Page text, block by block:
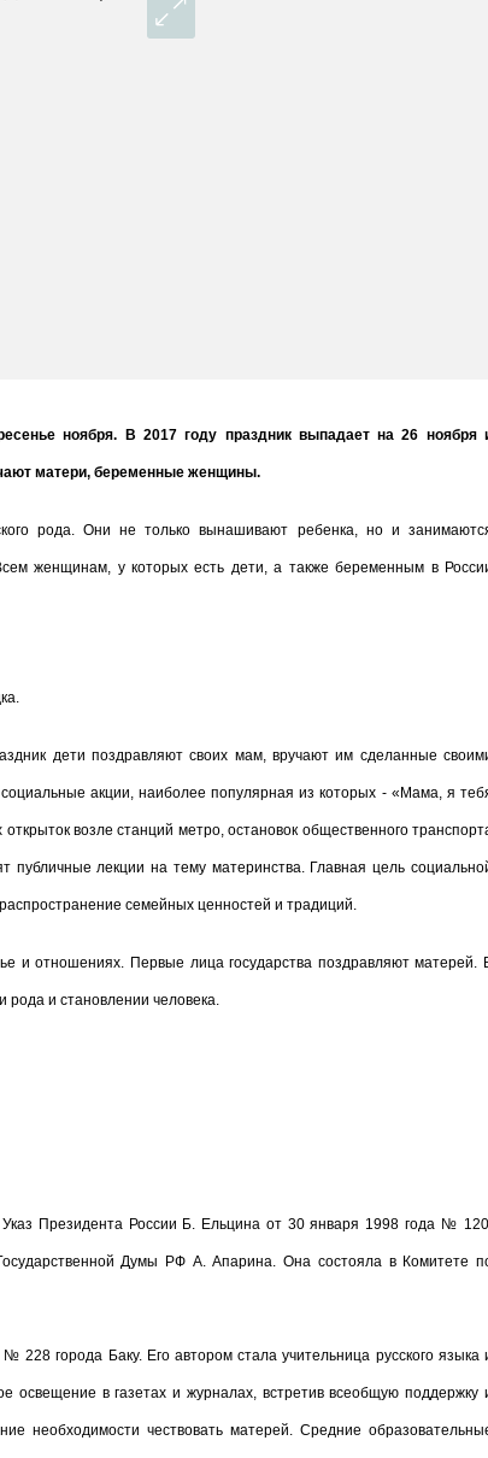
ноября. В 2017 году праздник выпадает на 26 ноября
матери, беременные женщины.
рода. Они не только вынашивают ребенка, но и
женщинам, у которых есть дети, а также беременным в
дети поздравляют своих мам, вручают им сделанные
акции, наиболее популярная из которых - «Мама, я
возле станций метро, остановок общественного
публичные лекции на тему материнства. Главная цель
семейных ценностей и традиций.
и отношениях. Первые лица государства поздравляют матерей.
и становлении человека.
Президента России Б. Ельцина от 30 января 1998 года № 120.
Думы РФ А. Апарина. Она состояла в Комитете
города Баку. Его автором стала учительница русского языка
освещение в газетах и журналах, встретив всеобщую поддержку
необходимости чествовать матерей. Средние